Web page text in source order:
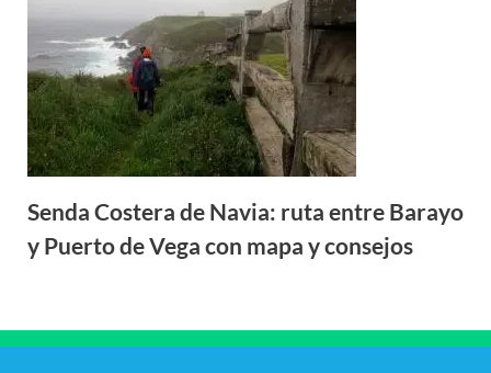
Senda Costera de Navia: ruta entre Barayo
y Puerto de Vega con mapa y consejos